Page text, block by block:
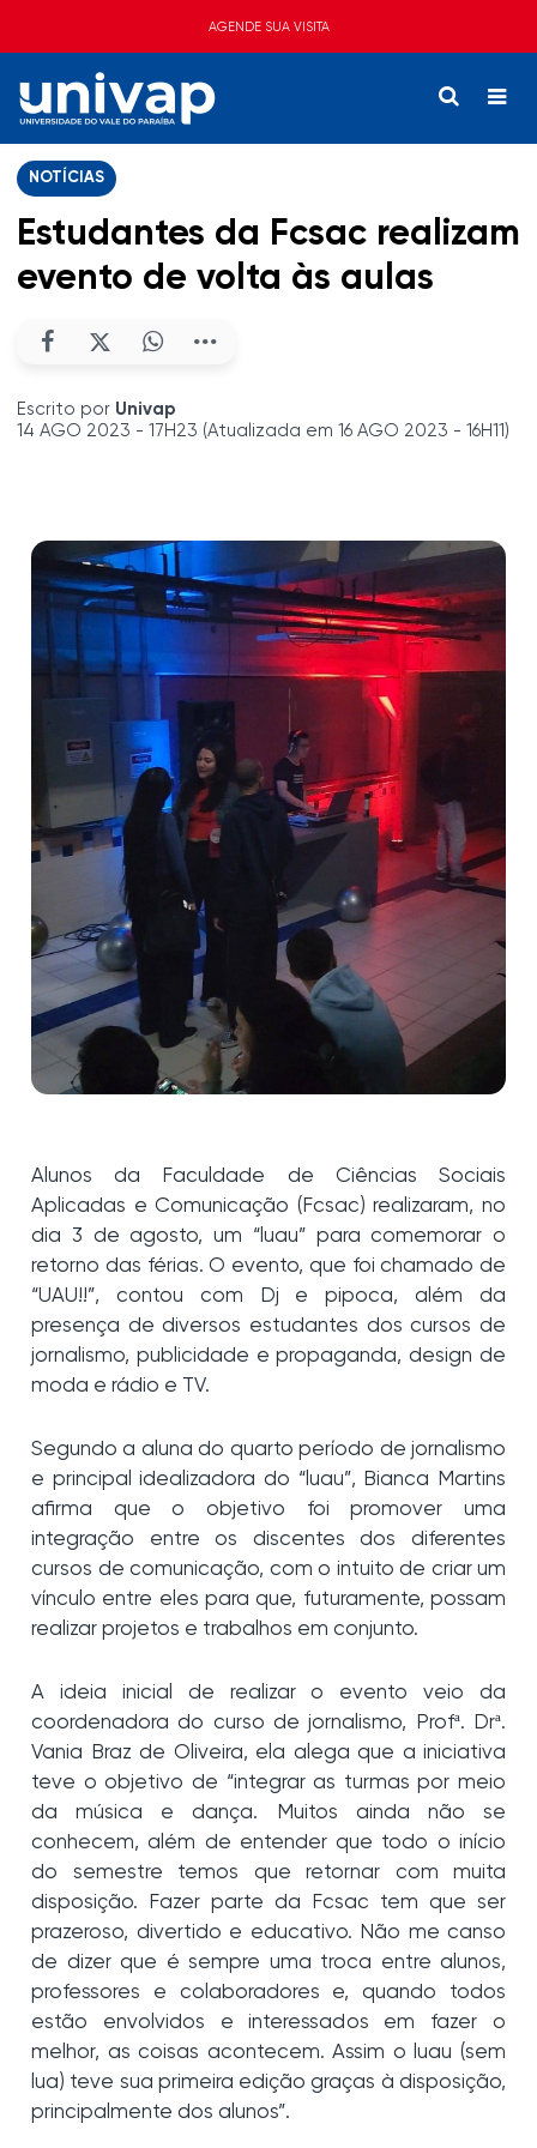
AGENDE SUA VISITA
NOTÍCIAS
Estudantes da Fcsac realizam
evento de volta às aulas
Escrito por Univap
14 AGO 2023 - 17H23 (Atualizada em 16 AGO 2023 - 16H11)
Alunos da Faculdade de Ciências Sociais
Aplicadas e Comunicação (Fcsac) realizaram, no
dia 3 de agosto, um “luau” para comemorar o
retorno das férias. O evento, que foi chamado de
“UAU!!”, contou com Dj e pipoca, além da
presença de diversos estudantes dos cursos de
jornalismo, publicidade e propaganda, design de
moda e rádio e TV.
Segundo a aluna do quarto período de jornalismo
e principal idealizadora do “luau”, Bianca Martins
afirma que o objetivo foi promover uma
integração entre os discentes dos diferentes
cursos de comunicação, com o intuito de criar um
vínculo entre eles para que, futuramente, possam
realizar projetos e trabalhos em conjunto.
A ideia inicial de realizar o evento veio da
coordenadora do curso de jornalismo, Profª. Drª.
Vania Braz de Oliveira, ela alega que a iniciativa
teve o objetivo de “integrar as turmas por meio
da música e dança. Muitos ainda não se
conhecem, além de entender que todo o início
do semestre temos que retornar com muita
disposição. Fazer parte da Fcsac tem que ser
prazeroso, divertido e educativo. Não me canso
de dizer que é sempre uma troca entre alunos,
professores e colaboradores e, quando todos
estão envolvidos e interessados em fazer o
melhor, as coisas acontecem. Assim o luau (sem
lua) teve sua primeira edição graças à disposição,
principalmente dos alunos”.